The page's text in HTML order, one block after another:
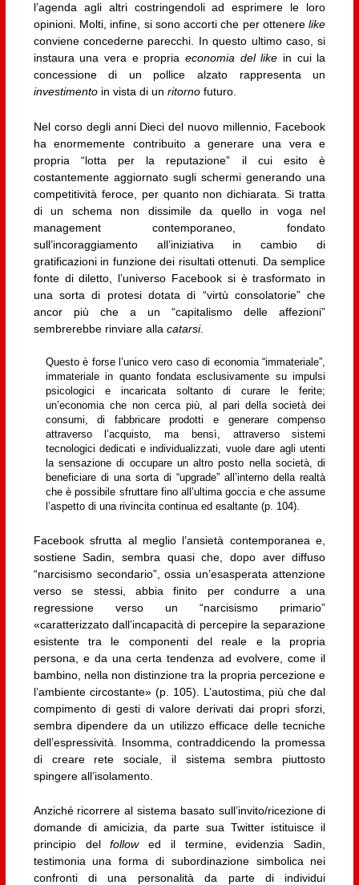
l’agenda agli altri costringendoli ad esprimere le loro
opinioni. Molti, infine, si sono accorti che per ottenerelike
conviene concederne parecchi. In questo ultimo caso, si
instaura una vera e propria economia del like in cui la
concessione di un pollice alzato rappresenta un
investimentoin vista di un ritornofuturo.
Nel corso degli anni Dieci del nuovo millennio, Facebook
ha enormemente contribuito a generare una vera e
propria “lotta per la reputazione” il cui esito è
costantemente aggiornato sugli schermi generando una
competitività feroce, per quanto non dichiarata. Si tratta
di un schema non dissimile da quello in voga nel
management contemporaneo, fondato
sull’incoraggiamento all’iniziativa in cambio di
gratificazioni in funzione dei risultati ottenuti. Da semplice
fonte di diletto, l’universo Facebook si è trasformato in
una sorta di protesi dotata di “virtù consolatorie” che
ancor più che a un “capitalismo delle affezioni”
sembrerebbe rinviare alla catarsi.
Questo è forse l’unico vero caso di economia “immateriale”,
immateriale in quanto fondata esclusivamente su impulsi
psicologici e incaricata soltanto di curare le ferite;
un’economia che non cerca più, al pari della società dei
consumi, di fabbricare prodotti e generare compenso
attraverso l’acquisto, ma bensì, attraverso sistemi
tecnologici dedicati e individualizzati, vuole dare agli utenti
la sensazione di occupare un altro posto nella società, di
beneficiare di una sorta di “upgrade” all’interno della realtà
che è possibile sfruttare fino all’ultima goccia e che assume
l’aspetto di una rivincita continua ed esaltante (p. 104).
Facebook sfrutta al meglio l’ansietà contemporanea e,
sostiene Sadin, sembra quasi che, dopo aver diffuso
“narcisismo secondario”, ossia un’esasperata attenzione
verso se stessi, abbia finito per condurre a una
regressione verso un “narcisismo primario”
«caratterizzato dall’incapacità di percepire la separazione
esistente tra le componenti del reale e la propria
persona, e da una certa tendenza ad evolvere, come il
bambino, nella non distinzione tra la propria percezione e
l’ambiente circostante» (p. 105). L’autostima, più che dal
compimento di gesti di valore derivati dai propri sforzi,
sembra dipendere da un utilizzo efficace delle tecniche
dell’espressività. Insomma, contraddicendo la promessa
di creare rete sociale, il sistema sembra piuttosto
spingere all’isolamento.
Anziché ricorrere al sistema basato sull’invito/ricezione di
domande di amicizia, da parte sua Twitter istituisce il
principio delfollowed il termine, evidenzia Sadin,
testimonia una forma di subordinazione simbolica nei
confronti di una personalità da parte di individui